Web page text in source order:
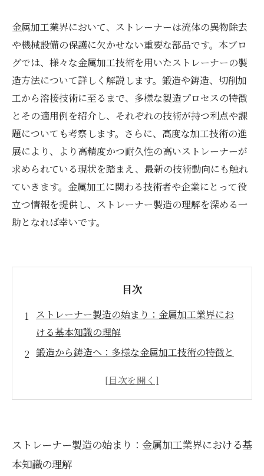
金属加工業界において、ストレーナーは流体の異物除去
や機械設備の保護に欠かせない重要な部品です。本ブロ
グでは、様々な金属加工技術を用いたストレーナーの製
造方法について詳しく解説します。鍛造や鋳造、切削加
工から溶接技術に至るまで、多様な製造プロセスの特徴
とその適用例を紹介し、それぞれの技術が持つ利点や課
題についても考察します。さらに、高度な加工技術の進
展により、より高精度かつ耐久性の高いストレーナーが
求められている現状を踏まえ、最新の技術動向にも触れ
ていきます。金属加工に関わる技術者や企業にとって役
立つ情報を提供し、ストレーナー製造の理解を深める一
助となれば幸いです。
目次
ストレーナー製造の始まり：金属加工業界にお
ける基本知識の理解
鍛造から鋳造へ：多様な金属加工技術の特徴と
上と最新トレンド
未来を見据えた金属加工：技術革新がもたらす
ストレーナー製造の始まり：金属加工業界における基
本知識の理解